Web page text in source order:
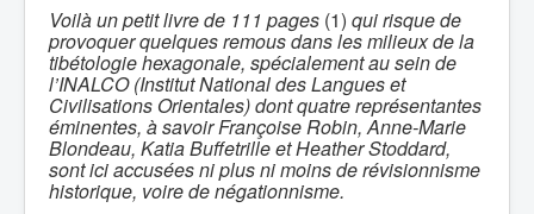
Voilà un petit livre de 111 pages (1) qui risque de
provoquer quelques remous dans les milieux de la
tibétologie hexagonale, spécialement au sein de
l’INALCO (Institut National des Langues et
Civilisations Orientales) dont quatre représentantes
éminentes, à savoir Françoise Robin, Anne-Marie
Blondeau, Katia Buffetrille et Heather Stoddard,
sont ici accusées ni plus ni moins de révisionnisme
historique, voire de négationnisme.